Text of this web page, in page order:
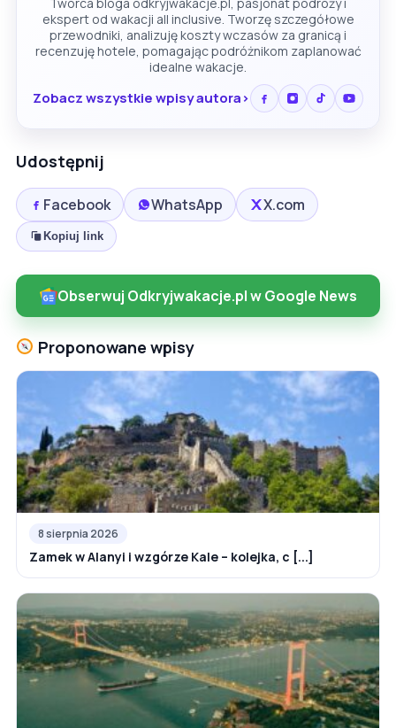
ekspert od wakacji all inclusive. Tworzę szczegółowe
przewodniki, analizuję koszty wczasów za granicą i
recenzuję hotele, pomagając podróżnikom zaplanować
idealne wakacje.
Zobacz wszystkie wpisy autora
Udostępnij
Facebook WhatsApp X.com
Kopiuj link
Obserwuj Odkryjwakacje.pl w Google News
Proponowane wpisy
8 sierpnia 2026
Zamek w Alanyi i wzgórze Kale – kolejka, c [...]